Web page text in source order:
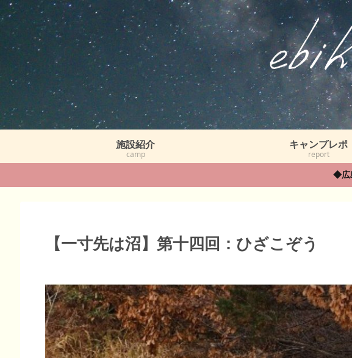
施設紹介
camp
キャンプレポ
report
◆広
【一寸先は沼】第十四回：ひざこぞう